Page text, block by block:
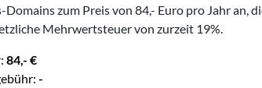
zum Preis von 84,- Euro pro Jahr
Mehrwertsteuer von zurzeit 19%.
84,- €
-